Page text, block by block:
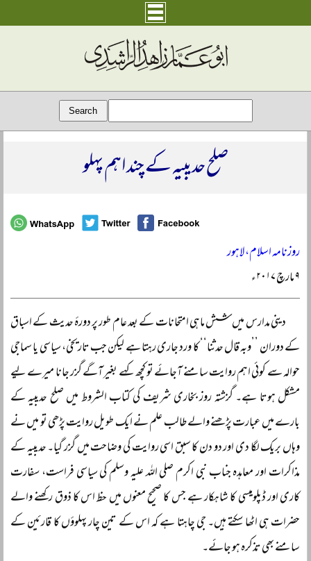
صلح حدیبیہ کے چند اہم پہلو
روزنامہ اسلام، لاہور
۹ مارچ ۲۰۱۷ء
دینی مدارس میں شش ماہی امتحانات کے بعد عام طور پر دورۂ حدیث کے اسباق
کے دوران ’’وبہ قال حدثنا‘‘ کا ورد جاری رہتا ہے لیکن جب تاریخی، سیاسی یا سماجی
حوالہ سے کوئی اہم روایت سامنے آجائے تو کچھ کہے بغیر آگے گزر جانا میرے لیے
مشکل ہوتا ہے۔ گزشتہ روز بخاری شریف کی کتاب الشروط میں صلح حدیبیہ کے
بارے میں عبارت پڑھنے والے طالب علم نے ایک طویل روایت پڑھی تو میں نے
وہاں بریک لگا دی اور دو دن کا سبق اسی روایت کی وضاحت میں گزر گیا۔ حدیبیہ کے
مذاکرات اور معاہدہ جناب نبی اکرم صلی اللہ علیہ وسلم کی سیاسی فراست، سفارت
کاری اور ڈپلومیسی کا شاہکار ہے جس کا صحیح معنوں میں حظ اس کا ذوق رکھنے والے
حضرات ہی اٹھا سکتے ہیں۔ جی چاہتا ہے کہ اس کے تین چار پہلوؤں کا قارئین کے
سامنے بھی تذکرہ ہو جائے۔